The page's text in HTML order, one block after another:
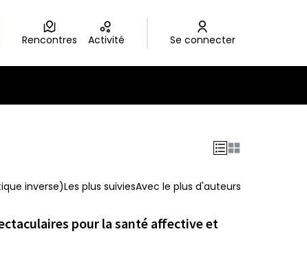
Rencontres Activité Se connecter
inverse)Les plus suiviesAvec le plus d'auteurs
pour la santé affective et